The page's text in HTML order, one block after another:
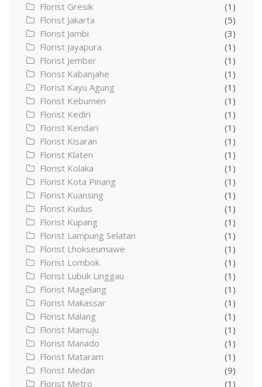
Florist Gresik
(1)
Florist Jakarta
(5)
Florist Jambi
(3)
Florist Jayapura
(1)
Florist Jember
(1)
Florist Kabanjahe
(1)
Florist Kayu Agung
(1)
Florist Kebumen
(1)
Florist Kediri
(1)
Florist Kendari
(1)
Florist Kisaran
(1)
Florist Klaten
(1)
Florist Kolaka
(1)
Florist Kota Pinang
(1)
Florist Kuansing
(1)
Florist Kudus
(1)
Florist Kupang
(1)
Florist Lampung Selatan
(1)
Florist Lhokseumawe
(1)
Florist Lombok
(1)
Florist Lubuk Linggau
(1)
Florist Magelang
(1)
Florist Makassar
(1)
Florist Malang
(1)
Florist Mamuju
(1)
Florist Manado
(1)
Florist Mataram
(1)
Florist Medan
(9)
Florist Metro
(1)